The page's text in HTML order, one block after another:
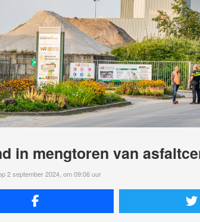
in mengtoren van
2 september 2024, om 09:06 uur